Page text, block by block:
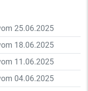
25.06.2025
18.06.2025
11.06.2025
04.06.2025